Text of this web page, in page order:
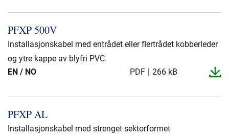
PFXP 500V
Installasjonskabel med entrådet eller flertrådet kobberleder
og ytre kappe av blyfri PVC.
EN / NO
PDF 266 kB
PFXP AL
Installasjonskabel med strenget sektorformet